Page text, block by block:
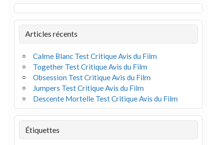
Articles récents
Calme Blanc Test Critique Avis du Film
Together Test Critique Avis du Film
Obsession Test Critique Avis du Film
Jumpers Test Critique Avis du Film
Descente Mortelle Test Critique Avis du Film
Étiquettes